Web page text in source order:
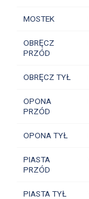
MOSTEK
OBRĘCZ
PRZÓD
OBRĘCZ TYŁ
OPONA
PRZÓD
OPONA TYŁ
PIASTA
PRZÓD
PIASTA TYŁ